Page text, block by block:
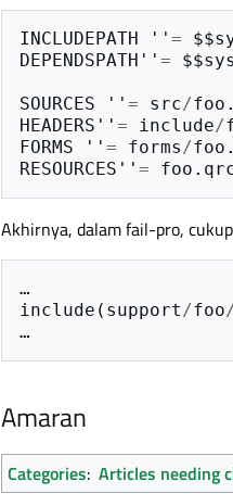
INCLUDEPATH '' =
DEPENDSPATH '' =
SOURCES '' = src/foo .
HEADERS '' = include/
FORMS
'' = forms /foo .
RESOURCES '' = foo .
Akhirnya, dalam fail-pro,
…
include ( support /foo
…
Amaran
Categories: Articles needing